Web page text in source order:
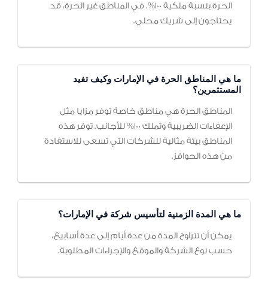
الحرة بنسبة ملكية 100%. في المناطق غير الحرة، قد
يحتاجون إلى شريك محلي.
ما هي المناطق الحرة في الإمارات وكيف تفيد
المستثمرين؟
المناطق الحرة هي مناطق خاصة توفر مزايا مثل
الإعفاءات الضريبية وتملك 100% للأجانب. توفر هذه
المناطق بيئة مثالية للشركات التي تسعى للاستفادة
من هذه الحوافز.
ما هي المدة الزمنية لتأسيس شركة في الإمارات؟
يمكن أن تتراوح المدة من عدة أيام إلى عدة أسابيع،
حسب نوع الشركة والموقع والإجراءات المطلوبة.